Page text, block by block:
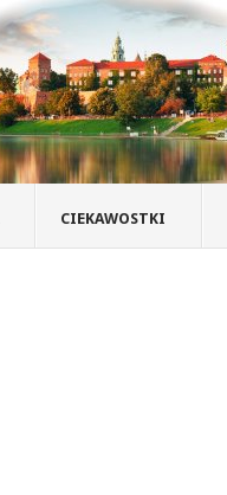
CIEKAWOSTKI